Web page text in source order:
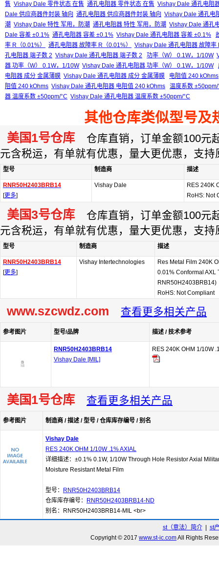
售 Vishay Dale 零件状态 在售 通孔电阻器 零件状态 在售 Vishay Dale 通孔电阻
Dale 供应商器件封装 轴向 通孔电阻器 供应商器件封装 轴向 Vishay Dale 通孔电
潮 Vishay Dale 特性 军用，防潮 通孔电阻器 特性 军用，防潮 Vishay Dale 通孔
Dale 容差 ±0.1% 通孔电阻器 容差 ±0.1% Vishay Dale 通孔电阻器 容差 ±0.1%
率 R（0.01%）
通孔电阻器 故障率 R（0.01%）
Vishay Dale 通孔电阻器 故障率
孔电阻器 端子数 2 Vishay Dale 通孔电阻器 端子数 2 功率（W） 0.1W，1/10W
器 功率（W） 0.1W，1/10W Vishay Dale 通孔电阻器 功率（W） 0.1W，1/10W
电阻器 成分 金属薄膜 Vishay Dale 通孔电阻器 成分 金属薄膜
电阻值 240 kOhms
阻值 240 kOhms Vishay Dale 通孔电阻器 电阻值 240 kOhms
温度系数 ±50ppm/
器 温度系数 ±50ppm/°C Vishay Dale 通孔电阻器 温度系数 ±50ppm/°C
其他仓库类似型号及
美国1号仓库 仓库直销，订单金额100元
元含税运，有单就有优惠，量大更优惠，支持
型号 制造商 描述
RNR50H2403BRB14
[更多]
Vishay Dale
RES 240K
RoHS: Not
美国3号仓库 仓库直销，订单金额100元
元含税运，有单就有优惠，量大更优惠，支持
型号 制造商 描述
RNR50H2403BRB14
[更多]
Vishay Intertechnologies
Res Metal Film 240K
0.01% Conformal AXL
RNR50H2403BRB14)
RoHS: Not Compliant
www.szcwdz.com 查看更多相关产品
参考图片 型号/品牌 描述 / 技术参考
RNR50H2403BRB14
Vishay Dale [MIL]
RES 240K OHM 1/10W
美国1号仓库 查看更多相关产品
参考图片 制造商 / 描述 / 型号 / 仓库库存编号 / 别名
Vishay Dale
RES 240K OHM 1/10W .1% AXIAL
详细描述：±0.1% 0.1W, 1/10W Through Hole Resistor Axial
Moisture Resistant Metal Film
型号：
RNR50H2403BRB14
仓库库存编号：
RNR50H2403BRB14-ND
别名：RNR50H2403BRB14-MIL <br>
st（意法）简介| st
Copyright © 2017 www.st-ic.comAll Rights